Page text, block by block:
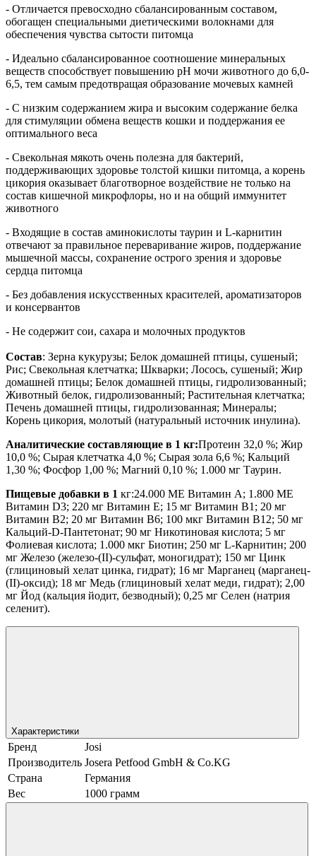
- Отличается превосходно сбалансированным составом,
обогащен специальными диетическими волокнами для
обеспечения чувства сытости питомца
- Идеально сбалансированное соотношение минеральных
веществ способствует повышению рН мочи животного до 6,0-
6,5, тем самым предотвращая образование мочевых камней
- С низким содержанием жира и высоким содержание белка
для стимуляции обмена веществ кошки и поддержания ее
оптимального веса
- Свекольная мякоть очень полезна для бактерий,
поддерживающих здоровье толстой кишки питомца, а корень
цикория оказывает благотворное воздействие не только на
состав кишечной микрофлоры, но и на общий иммунитет
животного
- Входящие в состав аминокислоты таурин и L-карнитин
отвечают за правильное переваривание жиров, поддержание
мышечной массы, сохранение острого зрения и здоровье
сердца питомца
- Без добавления искусственных красителей, ароматизаторов
и консервантов
- Не содержит сои, сахара и молочных продуктов
Состав: Зерна кукурузы; Белок домашней птицы, сушеный;
Рис; Свекольная клетчатка; Шкварки; Лосось, сушеный; Жир
домашней птицы; Белок домашней птицы, гидролизованный;
Животный белок, гидролизованный; Растительная клетчатка;
Печень домашней птицы, гидролизованная; Минералы;
Корень цикория, молотый (натуральный источник инулина).
Аналитические составляющие в 1 кг:Протеин 32,0 %; Жир
10,0 %; Сырая клетчатка 4,0 %; Сырая зола 6,6 %; Кальций
1,30 %; Фосфор 1,00 %; Магний 0,10 %; 1.000 мг Таурин.
Пищевые добавки в 1 кг:24.000 МЕ Витамин A; 1.800 МЕ
Витамин D3; 220 мг Витамин E; 15 мг Витамин B1; 20 мг
Витамин B2; 20 мг Витамин B6; 100 мкг Витамин B12; 50 мг
Кальций-D-Пантетонат; 90 мг Никотиновая кислота; 5 мг
Фолиевая кислота; 1.000 мкг Биотин; 250 мг L-Карнитин; 200
мг Железо (железо-(II)-сульфат, моногидрат); 150 мг Цинк
(глициновый хелат цинка, гидрат); 16 мг Марганец (марганец-
(II)-оксид); 18 мг Медь (глициновый хелат меди, гидрат); 2,00
мг Йод (кальция йодит, безводный); 0,25 мг Селен (натрия
селенит).
Характеристики
Бренд
Josi
Производитель Josera Petfood GmbH & Co.KG
Страна
Германия
Вес
1000 грамм